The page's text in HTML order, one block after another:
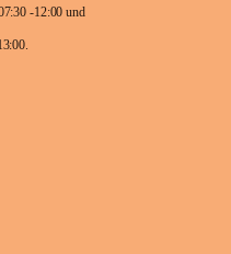
Telefonisch erreichen Sie uns: Mo - Do von 07:30 -12:00 und